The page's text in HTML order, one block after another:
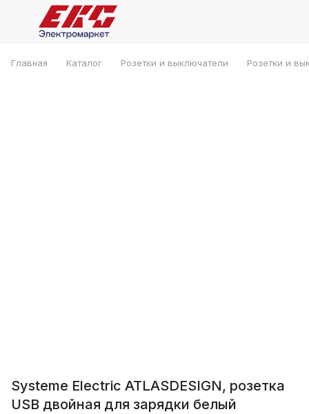
Главная Каталог Розетки и выключатели Розетки и
Systeme Electric ATLASDESIGN, розетка
USB двойная для зарядки белый